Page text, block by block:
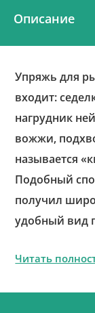
Описание
Упряжь для
входит:
нагрудник
вожжи,
называется
Подобный
получил
удобный вид
Читать